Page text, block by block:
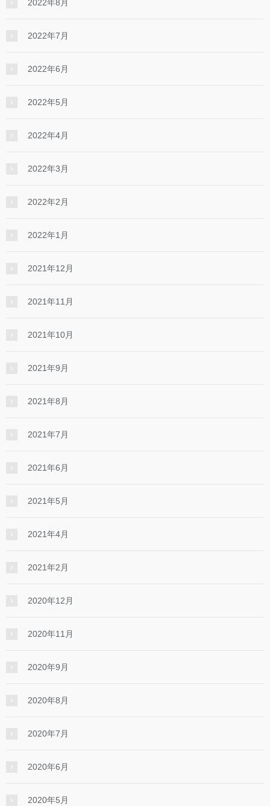
2022年8月
2022年7月
2022年6月
2022年5月
2022年4月
2022年3月
2022年2月
2022年1月
2021年12月
2021年11月
2021年10月
2021年9月
2021年8月
2021年7月
2021年6月
2021年5月
2021年4月
2021年2月
2020年12月
2020年11月
2020年9月
2020年8月
2020年7月
2020年6月
2020年5月